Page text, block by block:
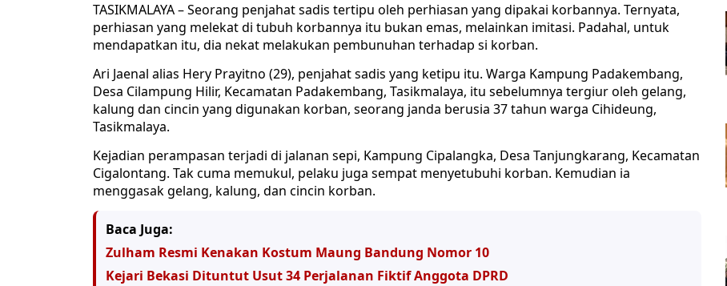
TASIKMALAYA – Seorang penjahat sadis tertipu oleh perhiasan yang dipakai korbannya. Ternyata,
perhiasan yang melekat di tubuh korbannya itu bukan emas, melainkan imitasi. Padahal, untuk
mendapatkan itu, dia nekat melakukan pembunuhan terhadap si korban.
Ari Jaenal alias Hery Prayitno (29), penjahat sadis yang ketipu itu. Warga Kampung Padakembang,
Desa Cilampung Hilir, Kecamatan Padakembang, Tasikmalaya, itu sebelumnya tergiur oleh gelang,
kalung dan cincin yang digunakan korban, seorang janda berusia 37 tahun warga Cihideung,
Tasikmalaya.
Kejadian perampasan terjadi di jalanan sepi, Kampung Cipalangka, Desa Tanjungkarang, Kecamatan
Cigalontang. Tak cuma memukul, pelaku juga sempat menyetubuhi korban. Kemudian ia
menggasak gelang, kalung, dan cincin korban.
Baca Juga:
Zulham Resmi Kenakan Kostum Maung Bandung Nomor 10
Kejari Bekasi Dituntut Usut 34 Perjalanan Fiktif Anggota DPRD